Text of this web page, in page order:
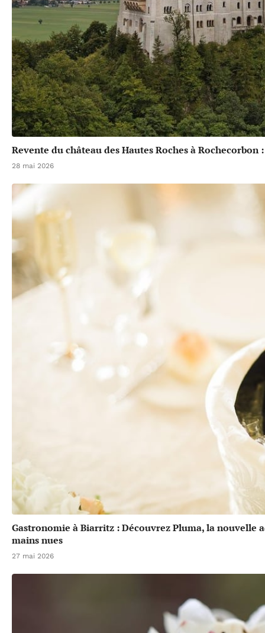
Revente du château des Hautes Roches à
28 mai 2026
Gastronomie à Biarritz : Découvrez Pluma, la nouvelle
mains nues
27 mai 2026